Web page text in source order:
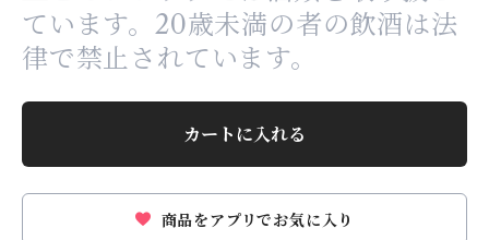
ています。20歳未満の者の飲酒は法
律で禁止されています。
カートに入れる
商品をアプリでお気に入り